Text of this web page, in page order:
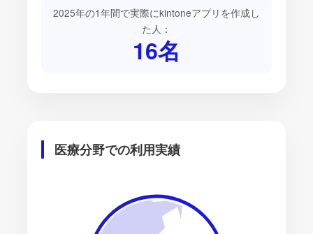
2025年の1年間で実際にkintoneアプリを作成し
た人：
16名
医療分野での利用実績